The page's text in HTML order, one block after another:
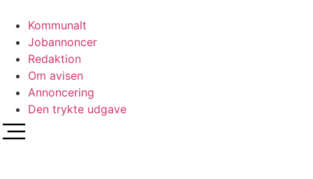
indhold
Kommunalt
Jobannoncer
Redaktion
Om avisen
Annoncering
Den trykte udgave